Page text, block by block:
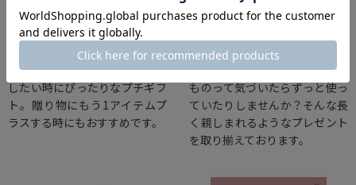
プチギフト
感謝や挨拶の気持ちを伝えた
り、さりげなくプレゼントを渡
したい時にぴったりなプチギフ
ト。贈り物にもう1アイテムプ
ラスする時にもおすすめです。
記念品
お誕生日や物事を達成した時、
結果を出した時などに贈られた
ものって気づいたらずっと使っ
ていたりしませんか？そんな長
く親しまれるようなプレゼント
を取り揃えております。